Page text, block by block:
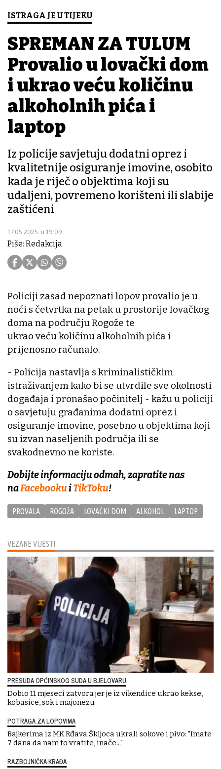
ISTRAGA JE U TIJEKU
SPREMAN ZA TULUM
Provalio u lovački dom
i ukrao veću količinu
alkoholnih pića i
laptop
Iz policije savjetuju dodatni oprez i
kvalitetnije osiguranje imovine, osobito
kada je riječ o objektima koji su
udaljeni, povremeno korišteni ili slabije
zaštićeni
17.05.2025. u 19:09
Piše: Redakcija
VEZANE VIJESTI
PRESUDA OPĆINSKOG SUDA U BJELOVARU
Dobio 11 mjeseci zatvora jer je iz vikendice ukrao kekse,
kobasice, sok i majonezu
POTRAGA ZA LOPOVIMA
Bajkerima iz MK Rđava Škljoca ukrali sokove i pivo: "Imate
7 dana da nam to vratite, inače..."
RAZBOJNIČKA KRAĐA
Policiji zasad nepoznati lopov provalio je u
noći s četvrtka na petak u prostorije lovačkog
doma na području Rogože te
ukrao veću količinu alkoholnih pića i
prijenosno računalo.
- Policija nastavlja s kriminalističkim
istraživanjem kako bi se utvrdile sve okolnosti
događaja i pronašao počinitelj - kažu u policiji
o savjetuju građanima dodatni oprez i
osiguranje imovine, posebno u objektima koji
su izvan naseljenih područja ili se
svakodnevno ne koriste.
Dobijte informaciju odmah, zapratite nas
naFacebookuiTikToku!
PROVALA ROGOŽA LOVAČKI DOM ALKOHOL LAPTOP